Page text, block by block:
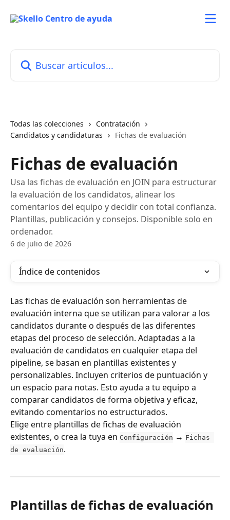
Todas las colecciones
Contratación
Candidatos y candidaturas
Fichas de evaluación
Fichas de evaluación
Usa las fichas de evaluación en JOIN para estructurar
la evaluación de los candidatos, alinear los
comentarios del equipo y decidir con total confianza.
Plantillas, publicación y consejos. Disponible solo en
ordenador.
6 de julio de 2026
Índice de contenidos
Las fichas de evaluación son herramientas de
evaluación interna que se utilizan para valorar a los
candidatos durante o después de las diferentes
etapas del proceso de selección. Adaptadas a la
evaluación de candidatos en cualquier etapa del
pipeline, se basan en plantillas existentes y
personalizables. Incluyen criterios de puntuación y
un espacio para notas. Esto ayuda a tu equipo a
comparar candidatos de forma objetiva y eficaz,
evitando comentarios no estructurados.
Elige entre plantillas de fichas de evaluación
existentes, o crea la tuya en Configuración → Fichas
de evaluación.
Plantillas de fichas de evaluación